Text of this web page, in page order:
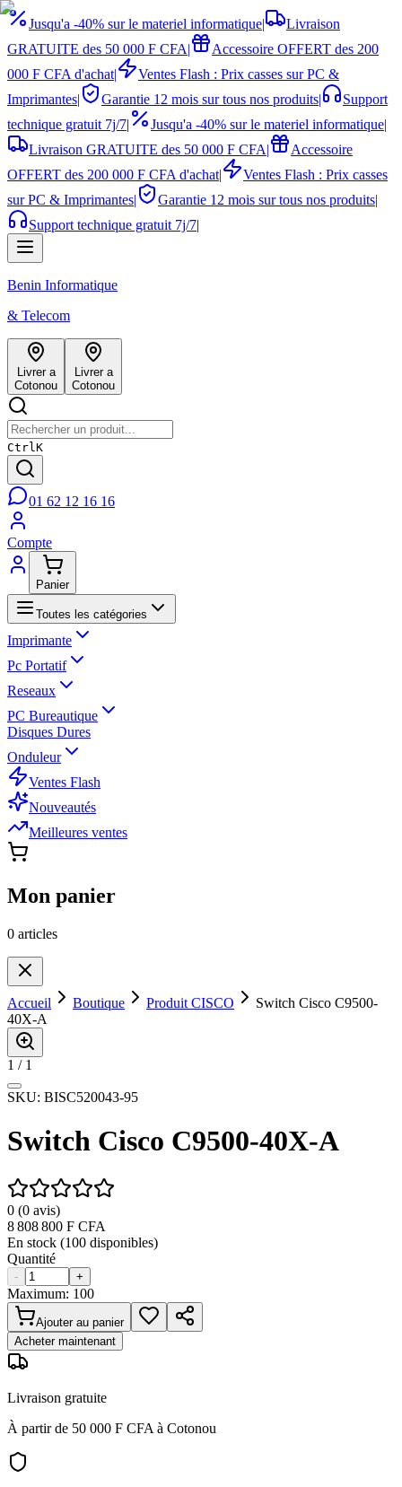
Jusqu'a -40% sur le materiel informatique|
Livraison
GRATUITE des 50 000 F CFA|
Accessoire OFFERT des 200
000 F CFA d'achat|
Ventes Flash : Prix casses sur PC &
Imprimantes| Garantie 12 mois sur tous nos produits|
Support
technique gratuit 7j/7| Jusqu'a -40% sur le materiel informatique|
Livraison GRATUITE des 50 000 F CFA|
Accessoire
OFFERT des 200 000 F CFA d'achat|
Ventes Flash : Prix casses
sur PC & Imprimantes| Garantie 12 mois sur tous nos produits|
Support technique gratuit 7j/7|
Benin Informatique
& Telecom
Livrer a
Cotonou
Livrer a
Cotonou
CtrlK
01 62 12 16 16
Compte
Panier
Toutes les catégories
Imprimante
Pc Portatif
Reseaux
PC Bureautique
Disques Dures
Onduleur
Ventes Flash
Nouveautés
Meilleures ventes
Mon panier
0 articles
Accueil Boutique Produit CISCO
Switch Cisco C9500-
40X-A
1 / 1
SKU: BISC520043-95
Switch Cisco C9500-40X-A
0 (0 avis)
8 808 800 F CFA
En stock (100 disponibles)
Quantité
- +
Maximum: 100
Ajouter au panier
Acheter maintenant
Livraison gratuite
À partir de 50 000 F CFA à Cotonou